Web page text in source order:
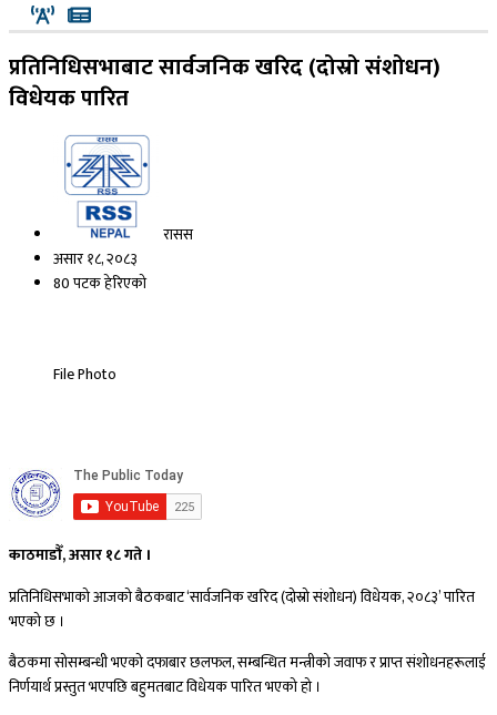
प्रतिनिधिसभाबाट सार्वजनिक खरिद (दोस्रो संशोधन)
विधेयक पारित
रासस
असार १८, २०८३
80 पटक हेरिएको
File Photo
काठमाडौँ, असार १८ गते ।
प्रतिनिधिसभाको आजको बैठकबाट ‘सार्वजनिक खरिद (दोस्रो संशोधन) विधेयक, २०८३’ पारित
भएको छ ।
बैठकमा सोसम्बन्धी भएको दफाबार छलफल, सम्बन्धित मन्त्रीको जवाफ र प्राप्त संशोधनहरूलाई
निर्णयार्थ प्रस्तुत भएपछि बहुमतबाट विधेयक पारित भएको हो ।